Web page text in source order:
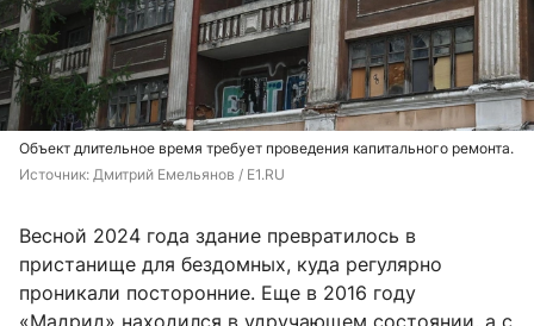
Объект длительное время требует проведения капитального ремонта.
Источник: Дмитрий Емельянов / E1.RU
Весной 2024 года здание превратилось в
пристанище для бездомных, куда регулярно
проникали посторонние. Еще в 2016 году